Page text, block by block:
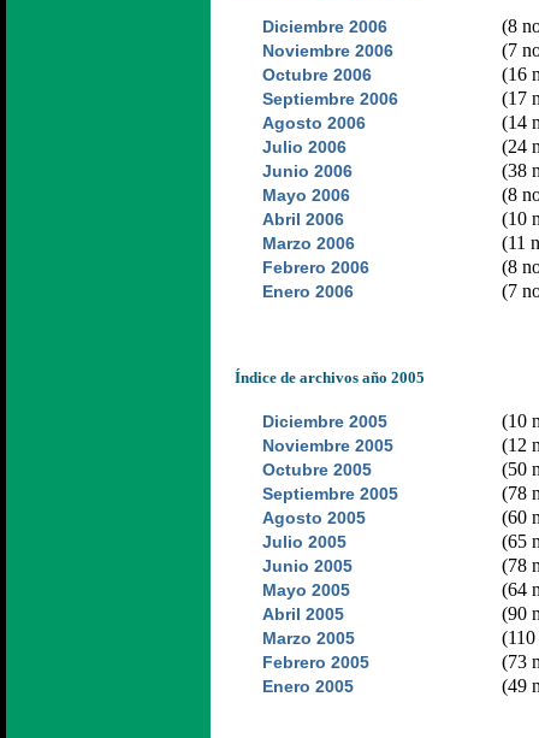
Diciembre 2006 (8
Noviembre 2006 (7
Octubre 2006 (16
Septiembre 2006 (17
Agosto 2006 (14
Julio 2006 (24
Junio 2006 (38
Mayo 2006 (8
Abril 2006 (10
Marzo 2006 (11
Febrero 2006 (8
Enero 2006 (7
Índice de archivos año 2005
Diciembre 2005 (10
Noviembre 2005 (12
Octubre 2005 (50
Septiembre 2005 (78
Agosto 2005 (60
Julio 2005 (65
Junio 2005 (78
Mayo 2005 (64
Abril 2005 (90
Marzo 2005
Febrero 2005 (73
Enero 2005 (49